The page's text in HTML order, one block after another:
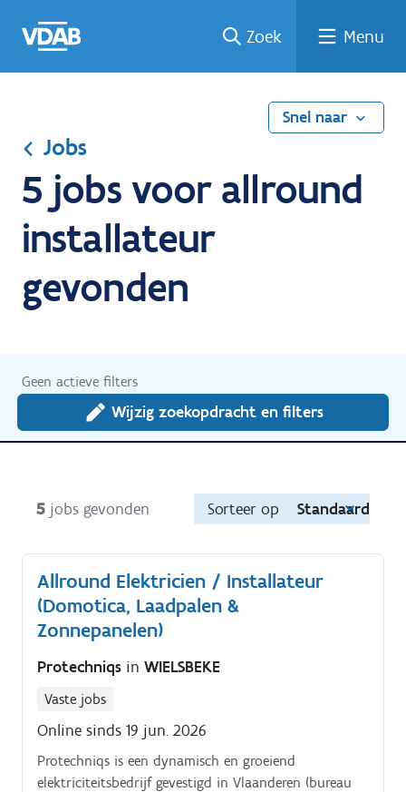
naar
een
een
job
naar
Zoek Menu
Snel naar
Jobs
5 jobs voor allround
installateur
gevonden
Geen actieve filters
Wijzig zoekopdracht en filters
5 jobs gevonden Sorteer op Standaard
Allround Elektricien / Installateur
(Domotica, Laadpalen &
Zonnepanelen)
Protechniqs in WIELSBEKE
Vaste jobs
Online sinds 19 jun. 2026
Protechniqs is een dynamisch en groeiend
elektriciteitsbedrijf gevestigd in Vlaanderen (bureau